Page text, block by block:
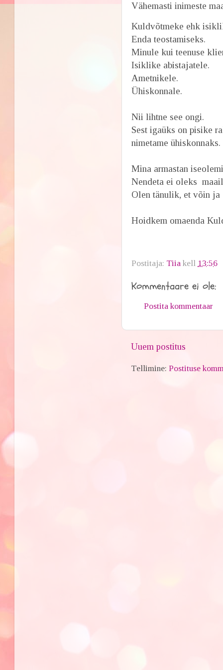
Vähemasti inimeste
Kuldvõtmeke ehk
Enda teostamiseks.
Minule kui teenuse
Isiklike abistajatele.
Ametnikele.
Ühiskonnale.
Nii lihtne see ongi.
Sest igaüks on pisike
nimetame ühiskonnaks.
Mina armastan
Nendeta ei oleks
Olen tänulik, et võin
Hoidkem omaenda
Postitaja: Tiia kell 13:56
Kommentaare ei ole:
Postita kommentaar
Uuem postitus
Tellimine:Postituse